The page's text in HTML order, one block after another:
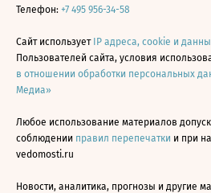
Телефон: +7 495 956-34-58
Сайт использует IP адреса, cookie и
Пользователей сайта, условия
в отношении обработки персональных
Медиа»
Любое использование материалов
соблюдении правил перепечатки и при
vedomosti.ru
Новости, аналитика, прогнозы и другие